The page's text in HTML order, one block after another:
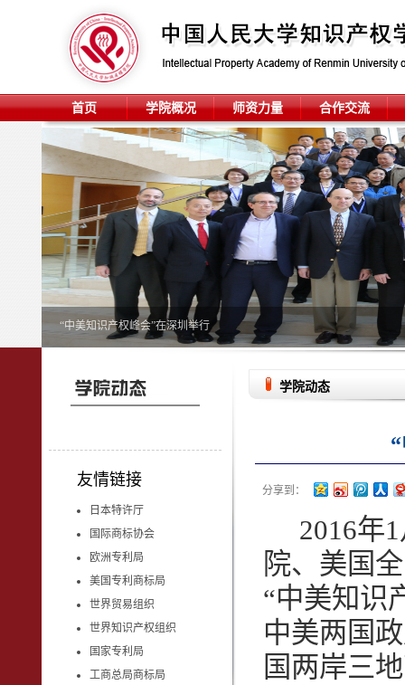
首页 学院概况 师资力量 合作交流
“中美知识产权峰会”在深圳举行
友情链接
日本特许厅
国际商标协会
欧洲专利局
美国专利商标局
世界贸易组织
世界知识产权组织
国家专利局
工商总局商标局
学院动态
分享到：
2016年1
院、美国
“中美知识
中美两国
国两岸三